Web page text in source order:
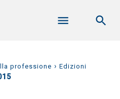
professione › Edizioni